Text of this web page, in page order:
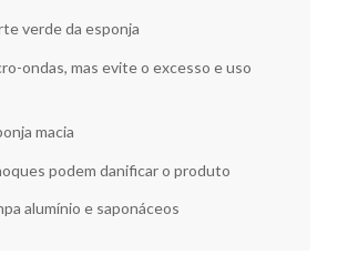
verde da esponja
ondas, mas evite o excesso e uso
macia
podem danificar o produto
alumínio e saponáceos